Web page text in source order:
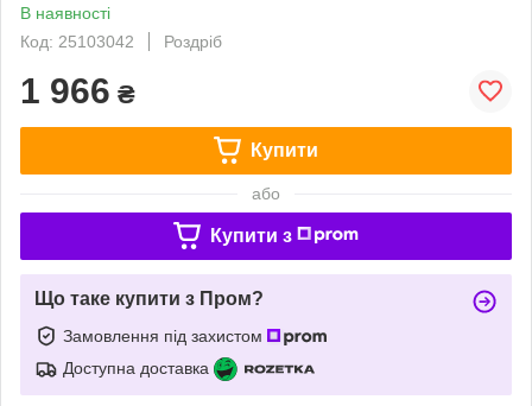
В наявності
Код: 25103042
Роздріб
1 966 ₴
Купити
або
Купити з
Що таке купити з Пром?
Замовлення під захистом
Доступна доставка